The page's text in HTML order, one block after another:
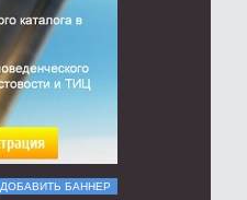
ДОБАВИТЬ БАННЕР